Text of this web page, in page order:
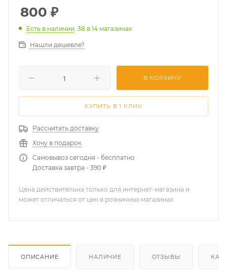
800 ₽
Есть в наличии: 38 в 14 магазинах
Нашли дешевле?
В КОРЗИНУ
КУПИТЬ В 1 КЛИК
Рассчитать доставку
Хочу в подарок
Самовывоз сегодня - бесплатно
Доставка завтра - 390 ₽
Цена действительна только для интернет-магазина и
может отличаться от цен в розничных магазинах
ОПИСАНИЕ НАЛИЧИЕ ОТЗЫВЫ КАК